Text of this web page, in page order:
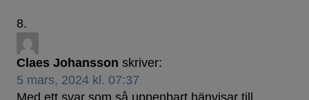
Claes Johansson skriver:
5 mars, 2024 kl. 07:37